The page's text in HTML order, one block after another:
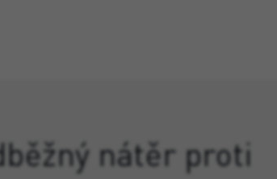
nátěr proti